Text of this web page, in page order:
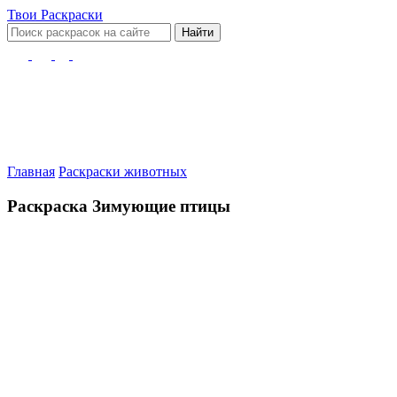
Твои Раскраски
Найти
Главная Раскраски животных
Раскраска Зимующие птицы